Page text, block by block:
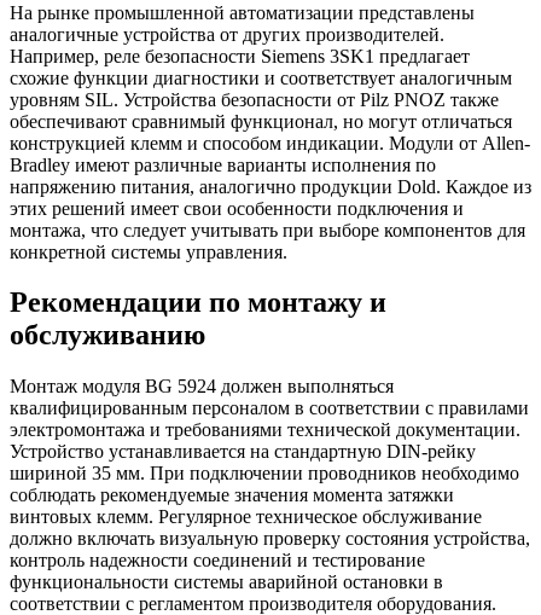
На рынке промышленной автоматизации представлены
аналогичные устройства от других производителей.
Например, реле безопасности Siemens 3SK1 предлагает
схожие функции диагностики и соответствует аналогичным
уровням SIL. Устройства безопасности от Pilz PNOZ также
обеспечивают сравнимый функционал, но могут отличаться
конструкцией клемм и способом индикации. Модули от Allen-
Bradley имеют различные варианты исполнения по
напряжению питания, аналогично продукции Dold. Каждое из
этих решений имеет свои особенности подключения и
монтажа, что следует учитывать при выборе компонентов для
конкретной системы управления.
Рекомендации по монтажу и
обслуживанию
Монтаж модуля BG 5924 должен выполняться
квалифицированным персоналом в соответствии с правилами
электромонтажа и требованиями технической документации.
Устройство устанавливается на стандартную DIN-рейку
шириной 35 мм. При подключении проводников необходимо
соблюдать рекомендуемые значения момента затяжки
винтовых клемм. Регулярное техническое обслуживание
должно включать визуальную проверку состояния устройства,
контроль надежности соединений и тестирование
функциональности системы аварийной остановки в
соответствии с регламентом производителя оборудования.